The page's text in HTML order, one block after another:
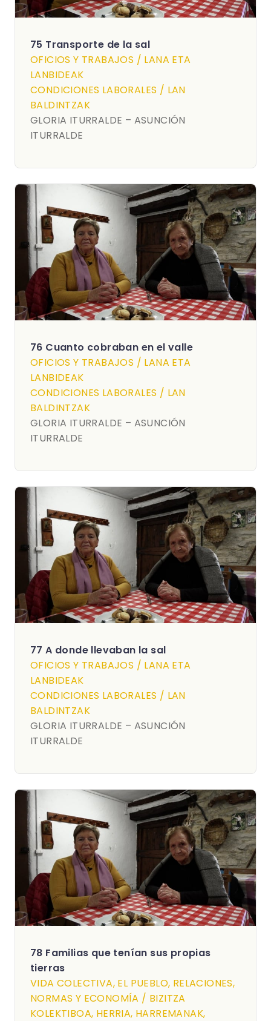
75 Transporte de la sal
OFICIOS Y TRABAJOS / LANA ETA
LANBIDEAK
CONDICIONES LABORALES / LAN
BALDINTZAK
GLORIA ITURRALDE – ASUNCIÓN
ITURRALDE
76 Cuanto cobraban en el valle
OFICIOS Y TRABAJOS / LANA ETA
LANBIDEAK
CONDICIONES LABORALES / LAN
BALDINTZAK
GLORIA ITURRALDE – ASUNCIÓN
ITURRALDE
77 A donde llevaban la sal
OFICIOS Y TRABAJOS / LANA ETA
LANBIDEAK
CONDICIONES LABORALES / LAN
BALDINTZAK
GLORIA ITURRALDE – ASUNCIÓN
ITURRALDE
78 Familias que tenían sus propias
tierras
VIDA COLECTIVA, EL PUEBLO, RELACIONES,
NORMAS Y ECONOMÍA / BIZITZA
KOLEKTIBOA, HERRIA, HARREMANAK,